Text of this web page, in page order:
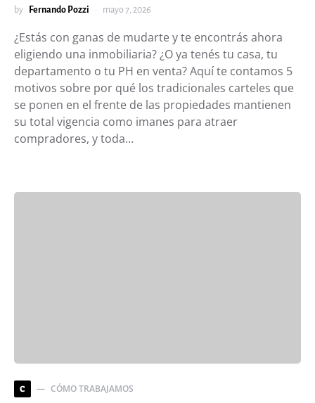
by Fernando Pozzi mayo 7, 2026
¿Estás con ganas de mudarte y te encontrás ahora
eligiendo una inmobiliaria? ¿O ya tenés tu casa, tu
departamento o tu PH en venta? Aquí te contamos 5
motivos sobre por qué los tradicionales carteles que
se ponen en el frente de las propiedades mantienen
su total vigencia como imanes para atraer
compradores, y toda…
C CÓMO TRABAJAMOS